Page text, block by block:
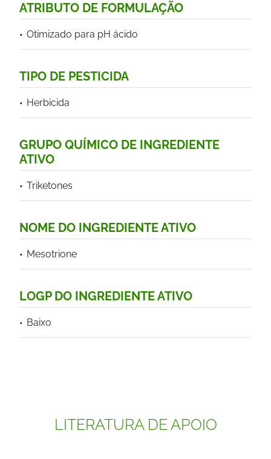
ATRIBUTO DE FORMULAÇÃO
Otimizado para pH ácido
TIPO DE PESTICIDA
Herbicida
GRUPO QUÍMICO DE INGREDIENTE
ATIVO
Triketones
NOME DO INGREDIENTE ATIVO
Mesotrione
LOGP DO INGREDIENTE ATIVO
Baixo
LITERATURA DE APOIO